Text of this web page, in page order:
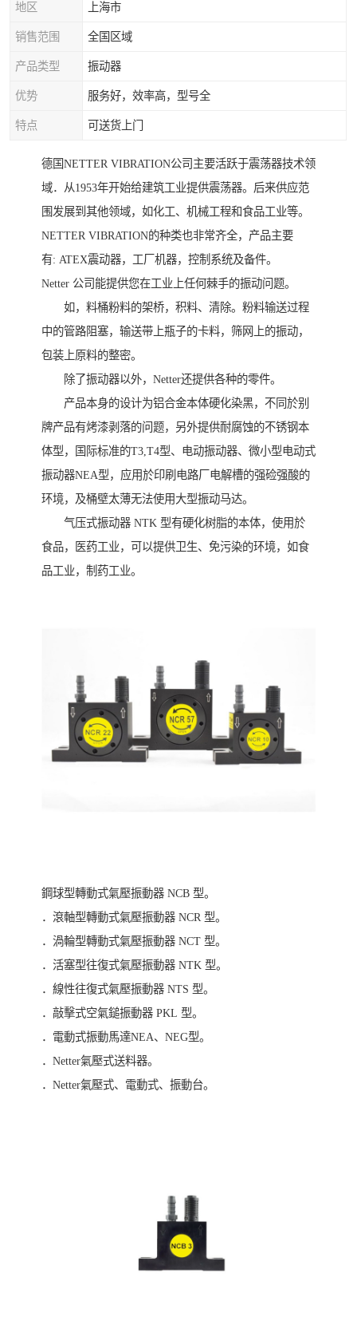
地区 上海市
销售范围 全国区域
产品类型 振动器
优势 服务好，效率高，型号全
特点 可送货上门
德国NETTER VIBRATION公司主要活跃于震荡器技术领
域．从1953年开始给建筑工业提供震荡器。后来供应范
围发展到其他领域，如化工、机械工程和食品工业等。
NETTER VIBRATION的种类也非常齐全，产品主要
有: ATEX震动器，工厂机器，控制系统及备件。
Netter 公司能提供您在工业上任何棘手的振动问题。
如，料桶粉料的架桥，积料、清除。粉料输送过程
中的管路阻塞，输送带上瓶子的卡料，筛网上的振动，
包装上原料的整密。
除了振动器以外，Netter还提供各种的零件。
产品本身的设计为铝合金本体硬化染黑，不同於别
牌产品有烤漆剥落的问题，另外提供耐腐蚀的不锈钢本
体型，国际标准的T3,T4型、电动振动器、微小型电动式
振动器NEA型，应用於印刷电路厂电解槽的强硷强酸的
环境，及桶壁太薄无法使用大型振动马达。
气压式振动器 NTK 型有硬化树脂的本体，使用於
食品，医药工业，可以提供卫生、免污染的环境，如食
品工业，制药工业。
鋼球型轉動式氣壓振動器 NCB 型。
．滾軸型轉動式氣壓振動器 NCR 型。
．渦輪型轉動式氣壓振動器 NCT 型。
．活塞型往復式氣壓振動器 NTK 型。
．線性往復式氣壓振動器 NTS 型。
．敲擊式空氣鎚振動器 PKL 型。
．電動式振動馬達NEA、NEG型。
．Netter氣壓式送料器。
．Netter氣壓式、電動式、振動台。